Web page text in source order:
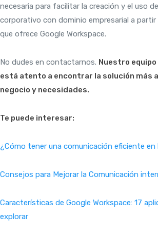
necesaria para facilitar la creación y el uso
corporativo con dominio empresarial a partir
que ofrece Google Workspace.
No dudes en contactarnos. Nuestro
está atento a encontrar la solución más
negocio y necesidades.
Te puede interesar:
¿Cómo tener una comunicación eficiente en
Consejos para Mejorar la Comunicación
Características de Google Workspace: 17
explorar